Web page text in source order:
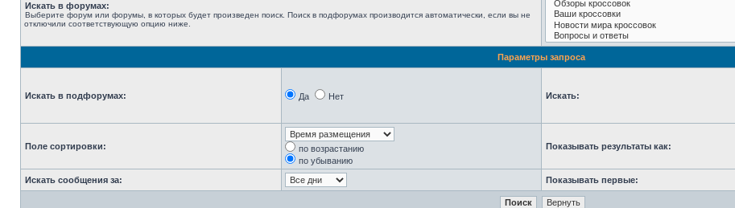
Искать в форумах:
Выберите форум или форумы, в которых будет произведен поиск. Поиск в подфорумах производится автоматически, если вы не
отключили соответствующую опцию ниже.
Параметры запроса
Искать в подфорумах: Да Нет Искать:
Поле сортировки:
по возрастанию
по убыванию
Показывать результаты как:
Искать сообщения за: Показывать первые: